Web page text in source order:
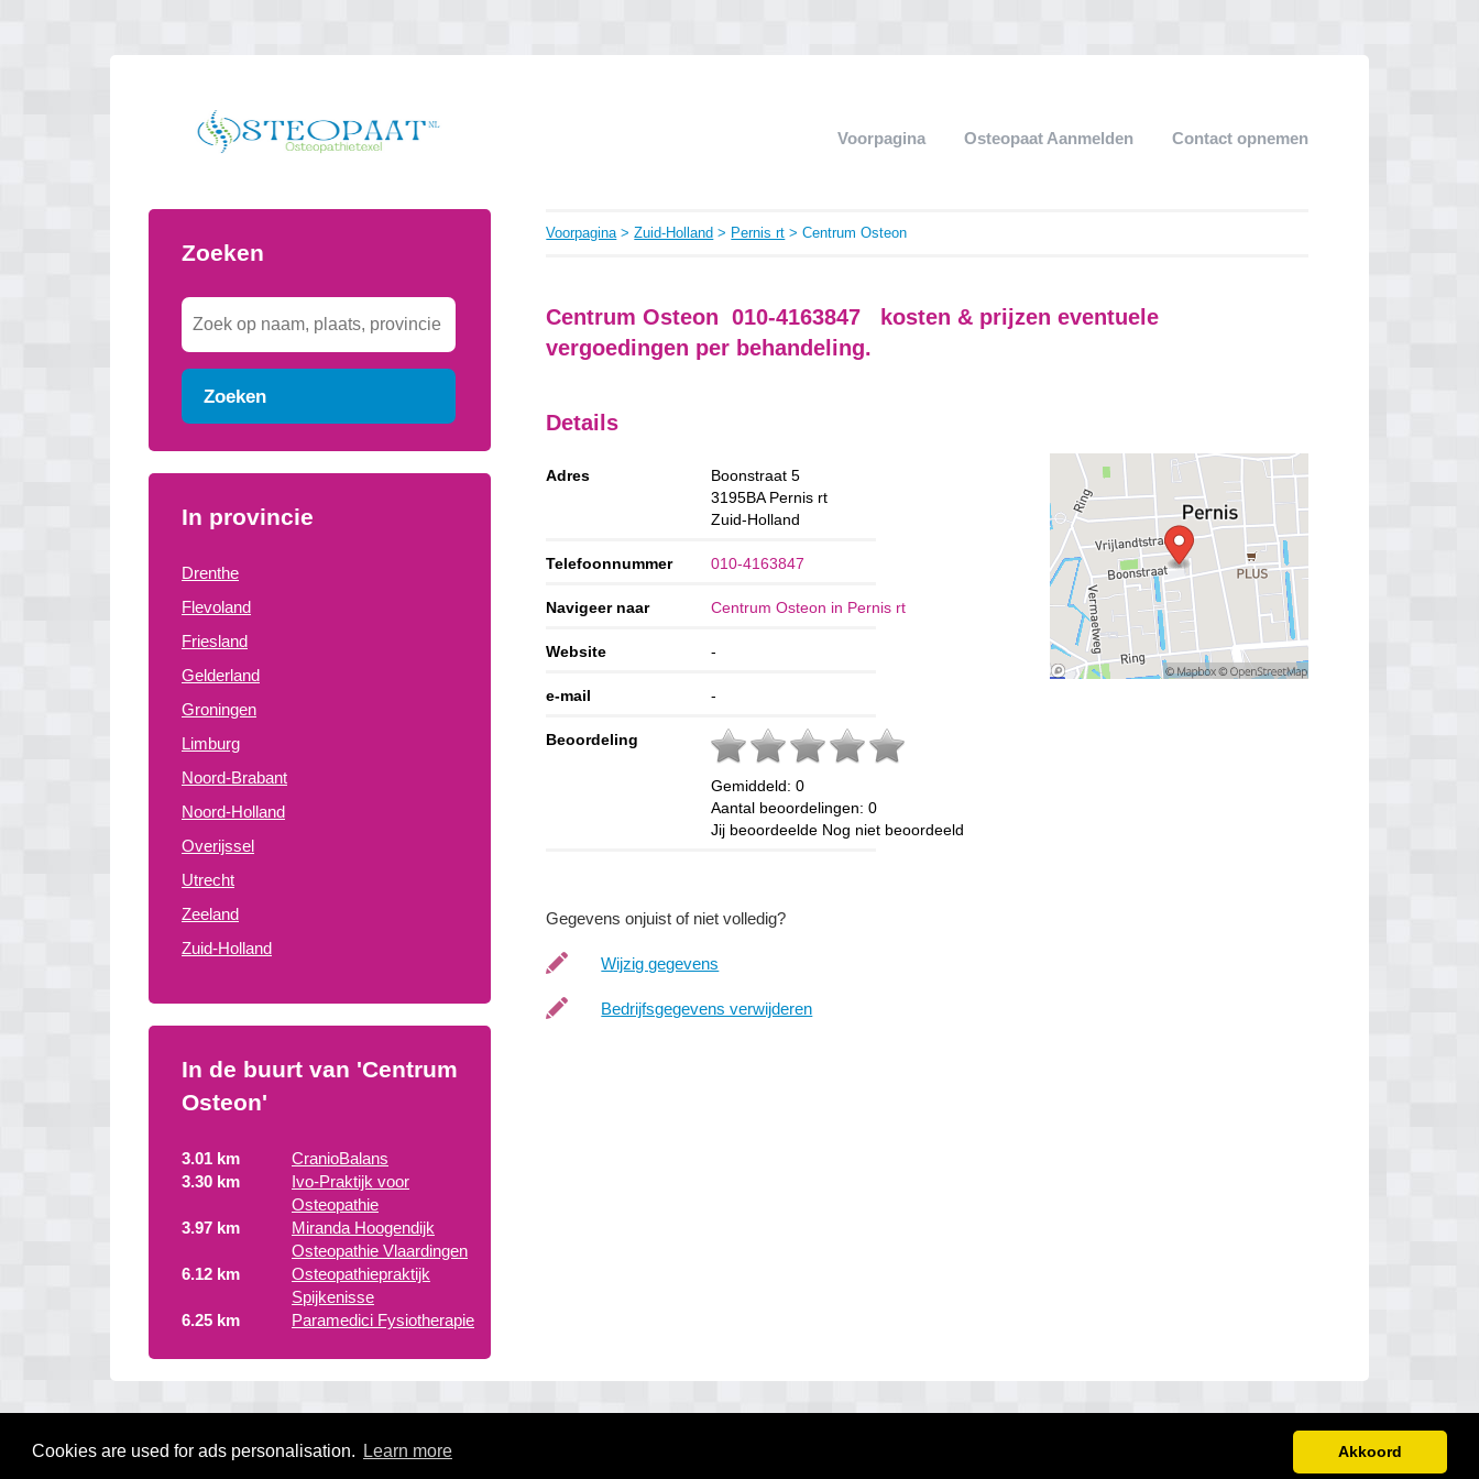
Cookies are used for ads personalisation. Learn more Akkoord
Voorpagina Osteopaat Aanmelden Contact opnemen
Zoeken
Zoeken
In provincie
Drenthe
Flevoland
Friesland
Gelderland
Groningen
Limburg
Noord-Brabant
Noord-Holland
Overijssel
Utrecht
Zeeland
Zuid-Holland
In de buurt van 'Centrum
Osteon'
3.01 km
CranioBalans
3.30 km
Ivo-Praktijk voor
Osteopathie
3.97 km
Miranda Hoogendijk
Osteopathie Vlaardingen
6.12 km
Osteopathiepraktijk
Spijkenisse
6.25 km
Paramedici Fysiotherapie
Voorpagina>Zuid-Holland > Pernis rt > Centrum Osteon
Centrum Osteon 010-4163847 kosten & prijzen eventuele
vergoedingen per behandeling.
Details
Adres
Boonstraat 5
3195BA Pernis rt
Zuid-Holland
Telefoonnummer 010-4163847
Navigeer naar Centrum Osteon in Pernis rt
Website -
e-mail -
Beoordeling
Gemiddeld:0
Aantal beoordelingen:0
Jij beoordeelde Nog niet beoordeeld
Gegevens onjuist of niet volledig?
Wijzig gegevens
Bedrijfsgegevens verwijderen